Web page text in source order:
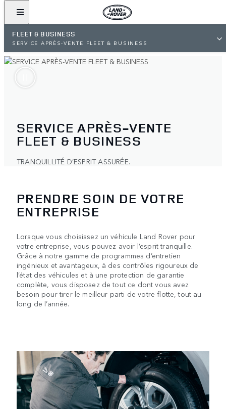
FLEET & BUSINESS
SERVICE APRÈS-VENTE FLEET & BUSINESS
SERVICE APRÈS-VENTE
FLEET & BUSINESS
TRANQUILLITÉ D’ESPRIT ASSURÉE.
PRENDRE SOIN DE VOTRE
ENTREPRISE
Lorsque vous choisissez un véhicule Land Rover pour
votre entreprise, vous pouvez avoir l’esprit tranquille.
Grâce à notre gamme de programmes d’entretien
ingénieux et avantageux, à des contrôles rigoureux de
l’état des véhicules et à une protection de garantie
complète, vous disposez de tout ce dont vous avez
besoin pour tirer le meilleur parti de votre flotte, tout au
long de l’année.